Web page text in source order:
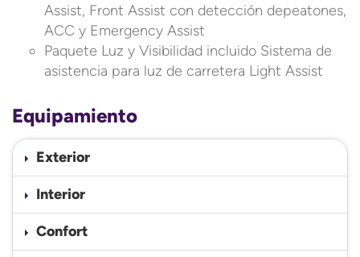
Assist, Front Assist con detección depeatones,
ACC y Emergency Assist
Paquete Luz y Visibilidad incluido Sistema de
asistencia para luz de carretera Light Assist
Equipamiento
Exterior
Interior
Confort